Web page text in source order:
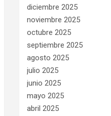
diciembre 2025
noviembre 2025
octubre 2025
septiembre 2025
agosto 2025
julio 2025
junio 2025
mayo 2025
abril 2025